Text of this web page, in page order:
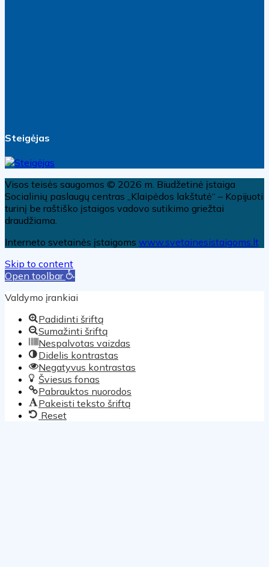
Steigėjas
Visos teisės saugomos © 2026 m. Biudžetinė įstaiga
Socialinių paslaugų centras „Klaipėdos lakštutė“ – Kopijuoti
turinį be raštiško įstaigos vadovo sutikimo griežtai
draudžiama.
Interneto svetainės įstaigoms www.svetainesistaigoms.lt
Skip to content
Open toolbar
Valdymo įrankiai
Padidinti šriftą
Sumažinti šriftą
Nespalvotas vaizdas
Didelis kontrastas
Negatyvus kontrastas
Šviesus fonas
Pabrauktos nuorodos
Pakeisti teksto šriftą
Reset